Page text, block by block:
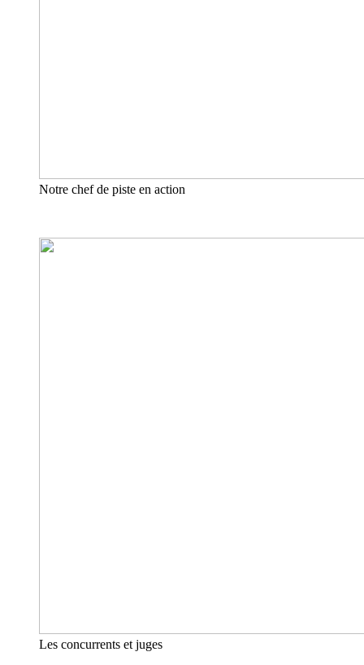
Notre chef de piste en action
Les concurrents et juges